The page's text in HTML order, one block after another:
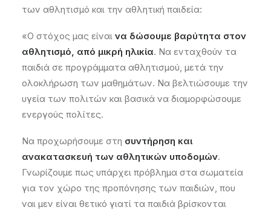
των αθλητισμό και την αθλητική παιδεία:
«Ο στόχος μας είναι να δώσουμε βαρύτητα στον
αθλητισμό, από μικρή ηλικία. Να ενταχθούν τα
παιδιά σε προγράμματα αθλητισμού, μετά την
ολοκλήρωση των μαθημάτων. Να βελτιώσουμε την
υγεία των πολιτών και βασικά να διαμορφώσουμε
ενεργούς πολίτες.
Να προχωρήσουμε στη συντήρηση και
ανακατασκευή των αθλητικών υποδομών.
Γνωρίζουμε πως υπάρχει πρόβλημα στα σωματεία
για τον χώρο της προπόνησης των παιδιών, που
ναι μεν είναι θετικό γιατί τα παιδιά βρίσκονται